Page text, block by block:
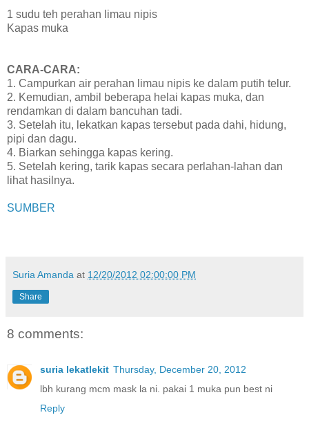
1 sudu teh perahan limau nipis
Kapas muka
CARA-CARA:
1. Campurkan air perahan limau nipis ke dalam putih telur.
2. Kemudian, ambil beberapa helai kapas muka, dan
rendamkan di dalam bancuhan tadi.
3. Setelah itu, lekatkan kapas tersebut pada dahi, hidung,
pipi dan dagu.
4. Biarkan sehingga kapas kering.
5. Setelah kering, tarik kapas secara perlahan-lahan dan
lihat hasilnya.
SUMBER
Suria Amanda at 12/20/2012 02:00:00 PM
Share
8 comments:
suria lekatlekit Thursday, December 20, 2012
lbh kurang mcm mask la ni. pakai 1 muka pun best ni
Reply